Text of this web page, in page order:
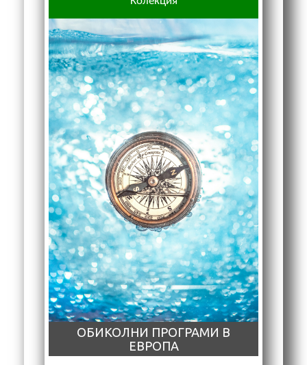
ОБИКОЛНИ ПРОГРАМИ В
ЕВРОПА